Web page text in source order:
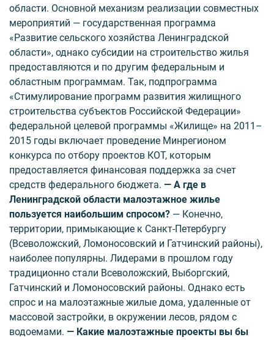
области. Основной механизм реализации сов­местных
мероприятий — государственная программа
«Развитие сельского хозяйства Ленинградской
области», однако субсидии на строительство жилья
предоставляются и по другим федеральным и
областным программам. Так, подпрограмма
«Стимулирование программ развития жилищного
строительства субъектов Российской Федерации»
федеральной целевой программы «Жилище» на 2011–
2015 годы включает проведение Минрегионом
конкурса по отбору проектов КОТ, которым
предоставляется финансовая поддержка за счет
средств федерального бюджета. — А где в
Ленинградской области малоэтажное жилье
пользуется наибольшим спросом? — Конечно,
территории, примыкающие к Санкт-Петербургу
(Всеволожский, Ломоносовский и Гатчинский районы),
наиболее популярны. Лидерами в прошлом году
традиционно стали Всеволожский, Выборгский,
Гатчинский и Ломоносовский районы. Однако есть
спрос и на малоэтажные жилые дома, удаленные от
массовой застройки, в окружении лесов, рядом с
водоемами. — Какие малоэтажные проекты вы бы